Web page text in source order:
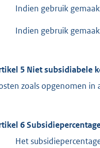
Indien gebruik
Indien gebruik
5 Niet subsidiabele
zoals opgenomen
6
Het